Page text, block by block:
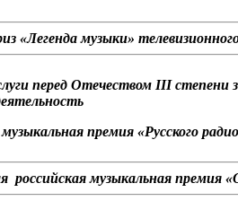
«Легенда музыки»
перед Отечеством III степени
премия «Русского
российская музыкальная премия